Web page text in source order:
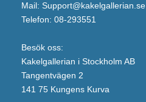
Mail: Support@kakelgallerian.se
Telefon: 08-293551
Besök oss:
Kakelgallerian i Stockholm AB
Tangentvägen 2
141 75 Kungens Kurva